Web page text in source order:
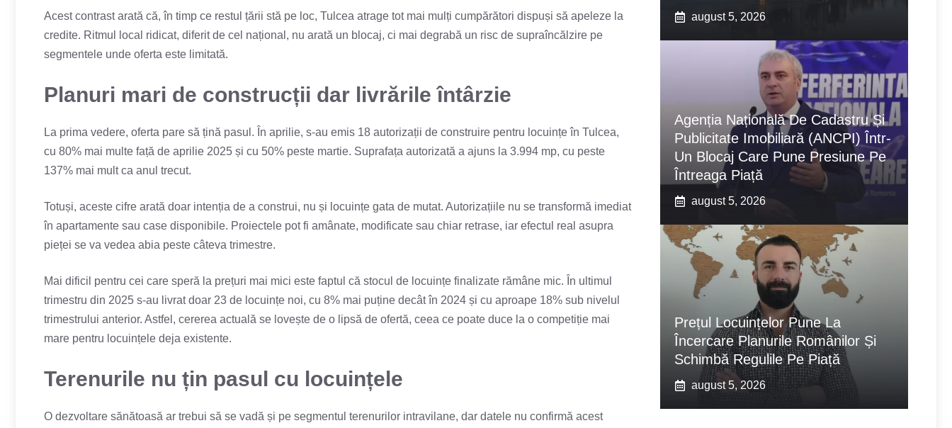
Acest contrast arată că, în timp ce restul țării stă pe loc, Tulcea atrage tot mai mulți cumpărători dispuși să apeleze la
credite. Ritmul local ridicat, diferit de cel național, nu arată un blocaj, ci mai degrabă un risc de supraîncălzire pe
segmentele unde oferta este limitată.
Planuri mari de construcții dar livrările întârzie
La prima vedere, oferta pare să țină pasul. În aprilie, s-au emis 18 autorizații de construire pentru locuințe în Tulcea,
cu 80% mai multe față de aprilie 2025 și cu 50% peste martie. Suprafața autorizată a ajuns la 3.994 mp, cu peste
137% mai mult ca anul trecut.
Totuși, aceste cifre arată doar intenția de a construi, nu și locuințe gata de mutat. Autorizațiile nu se transformă imediat
în apartamente sau case disponibile. Proiectele pot fi amânate, modificate sau chiar retrase, iar efectul real asupra
pieței se va vedea abia peste câteva trimestre.
Mai dificil pentru cei care speră la prețuri mai mici este faptul că stocul de locuințe finalizate rămâne mic. În ultimul
trimestru din 2025 s-au livrat doar 23 de locuințe noi, cu 8% mai puține decât în 2024 și cu aproape 18% sub nivelul
trimestrului anterior. Astfel, cererea actuală se lovește de o lipsă de ofertă, ceea ce poate duce la o competiție mai
mare pentru locuințele deja existente.
Terenurile nu țin pasul cu locuințele
O dezvoltare sănătoasă ar trebui să se vadă și pe segmentul terenurilor intravilane, dar datele nu confirmă acest
august 5, 2026
Agenția Națională De Cadastru Și
Publicitate Imobiliară (ANCPI) Într-
Un Blocaj Care Pune Presiune Pe
Întreaga Piață
august 5, 2026
Prețul Locuințelor Pune La
Încercare Planurile Românilor Și
Schimbă Regulile Pe Piață
august 5, 2026